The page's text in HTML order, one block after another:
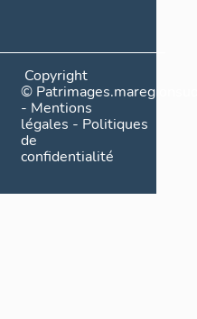
Copyright
©
- Mentions
légales - Politiques
de
confidentialité